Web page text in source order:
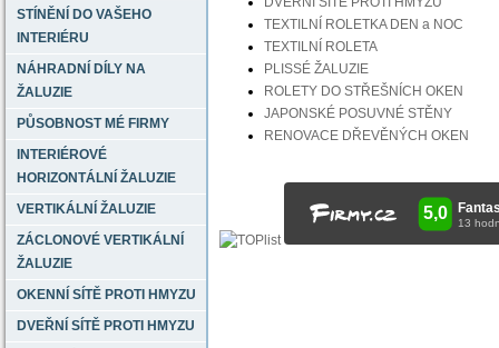
STÍNĚNÍ DO VAŠEHO
INTERIÉRU
NÁHRADNÍ DÍLY NA
ŽALUZIE
PŮSOBNOST MÉ FIRMY
INTERIÉROVÉ
HORIZONTÁLNÍ ŽALUZIE
VERTIKÁLNÍ ŽALUZIE
ZÁCLONOVÉ VERTIKÁLNÍ
ŽALUZIE
OKENNÍ SÍTĚ PROTI HMYZU
DVEŘNÍ SÍTĚ PROTI HMYZU
TEXTILNÍ ROLETKA DEN a NOC
TEXTILNÍ ROLETA
PLISSÉ ŽALUZIE
ROLETY DO STŘEŠNÍCH OKEN
JAPONSKÉ POSUVNÉ STĚNY
RENOVACE DŘEVĚNÝCH OKEN